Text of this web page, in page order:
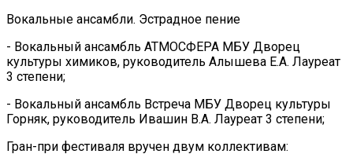
Вокальные ансамбли. Эстрадное пение
- Вокальный ансамбль АТМОСФЕРА МБУ Дворец
культуры химиков, руководитель Алышева Е.А. Лауреат
3 степени;
- Вокальный ансамбль Встреча МБУ Дворец культуры
Горняк, руководитель Ивашин В.А. Лауреат 3 степени;
Гран-при фестиваля вручен двум коллективам: